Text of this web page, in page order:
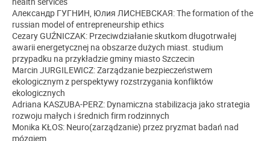
Aлександр ГУГНИН, Юлия ЛИСНЕВСКАЯ:The formation of the
russian modelof entrepreneurship ethics
Cezary GUŹNICZAK: Przeciwdziałanie skutkom długotrwałej
awarii energetycznej na obszarze dużych miast. studium
przypadku na przykładzie gminy miasto Szczecin
Marcin JURGILEWICZ: Zarządzanie bezpieczeństwem
ekologicznym z perspektywy rozstrzygania konfliktów
ekologicznych
Adriana KASZUBA-PERZ: Dynamiczna stabilizacja jako strategia
rozwoju małych i średnich firm rodzinnych
Monika KŁOS: Neuro(zarządzanie) przez pryzmat badań nad
mózgiem